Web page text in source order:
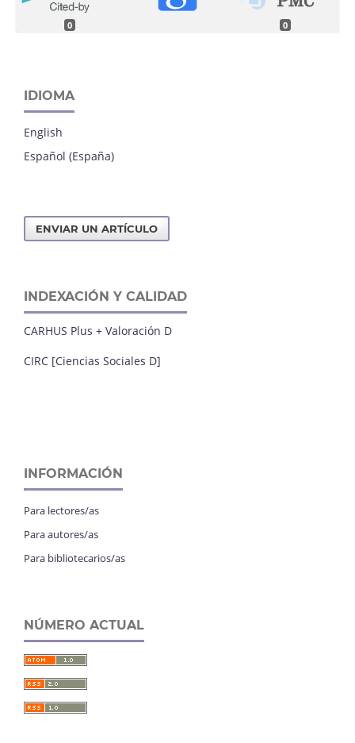
0 0
IDIOMA
English
Español (España)
ENVIAR UN ARTÍCULO
INDEXACIÓN Y CALIDAD
CARHUS Plus + Valoración D
CIRC [Ciencias Sociales D]
INFORMACIÓN
Para lectores/as
Para autores/as
Para bibliotecarios/as
NÚMERO ACTUAL